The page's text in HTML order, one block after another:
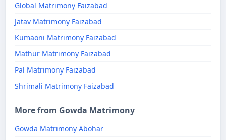
Global Matrimony Faizabad
Jatav Matrimony Faizabad
Kumaoni Matrimony Faizabad
Mathur Matrimony Faizabad
Pal Matrimony Faizabad
Shrimali Matrimony Faizabad
More from Gowda Matrimony
Gowda Matrimony Abohar